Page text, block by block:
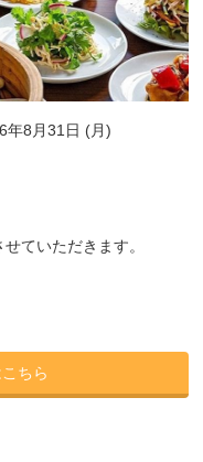
年8月31日 (月)
ていただきます。
ちら